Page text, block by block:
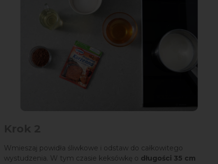
Wmieszaj powidła śliwkowe i odstaw do całkowitego
wystudzenia. W tym czasie keksówkę o długości 35 cm